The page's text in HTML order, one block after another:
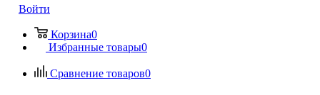
Войти
Корзина0
Избранные товары0
Сравнение товаров0